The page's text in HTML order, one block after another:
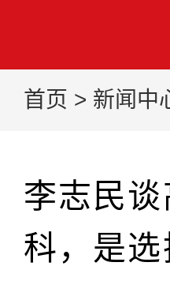
首页 > 新闻中
李志民
科，是